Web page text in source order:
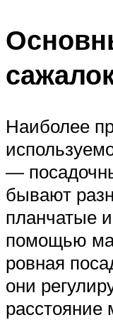
Наиболее
—
бывают
планчатые
помощью
ровная
они
расстояние